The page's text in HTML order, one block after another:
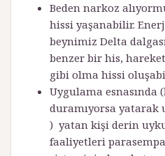
Beden narkoz
hissi yaşanabilir.
beynimiz Delta
benzer bir his,
gibi olma hissi
Uygulama esnasında
duramıyorsa yatarak
) yatan kişi derin
faaliyetleri